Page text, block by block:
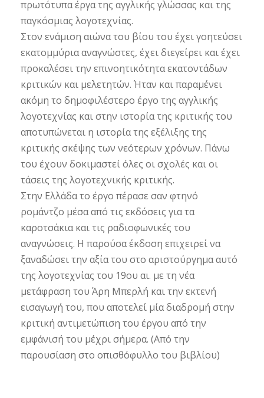
πρωτότυπα έργα της αγγλικής γλώσσας και της
παγκόσμιας λογοτεχνίας.
Στον ενάμιση αιώνα του βίου του έχει γοητεύσει
εκατομμύρια αναγνώστες, έχει διεγείρει και έχει
προκαλέσει την επινοητικότητα εκατοντάδων
κριτικών και μελετητών. Ήταν και παραμένει
ακόμη το δημοφιλέστερο έργο της αγγλικής
λογοτεχνίας και στην ιστορία της κριτικής του
αποτυπώνεται η ιστορία της εξέλιξης της
κριτικής σκέψης των νεότερων χρόνων. Πάνω
του έχουν δοκιμαστεί όλες οι σχολές και οι
τάσεις της λογοτεχνικής κριτικής.
Στην Ελλάδα το έργο πέρασε σαν φτηνό
ρομάντζο μέσα από τις εκδόσεις για τα
καροτσάκια και τις ραδιοφωνικές του
αναγνώσεις. Η παρούσα έκδοση επιχειρεί να
ξαναδώσει την αξία του στο αριστούργημα αυτό
της λογοτεχνίας του 19ου αι. με τη νέα
μετάφραση του Άρη Μπερλή και την εκτενή
εισαγωγή του, που αποτελεί μία διαδρομή στην
κριτική αντιμετώπιση του έργου από την
εμφάνισή του μέχρι σήμερα. (Από την
παρουσίαση στο οπισθόφυλλο του βιβλίου)